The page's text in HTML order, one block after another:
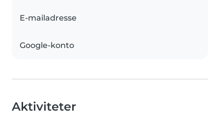
E-mailadresse
Google-konto
Aktiviteter